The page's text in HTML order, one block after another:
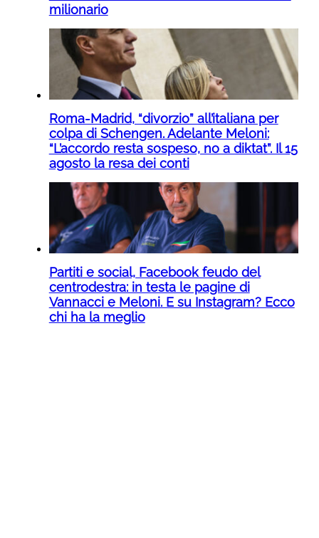
milionario
Roma-Madrid, “divorzio” all’italiana per
colpa di Schengen. Adelante Meloni:
“L’accordo resta sospeso, no a diktat”. Il 15
agosto la resa dei conti
Partiti e social, Facebook feudo del
centrodestra: in testa le pagine di
Vannacci e Meloni. E su Instagram? Ecco
chi ha la meglio